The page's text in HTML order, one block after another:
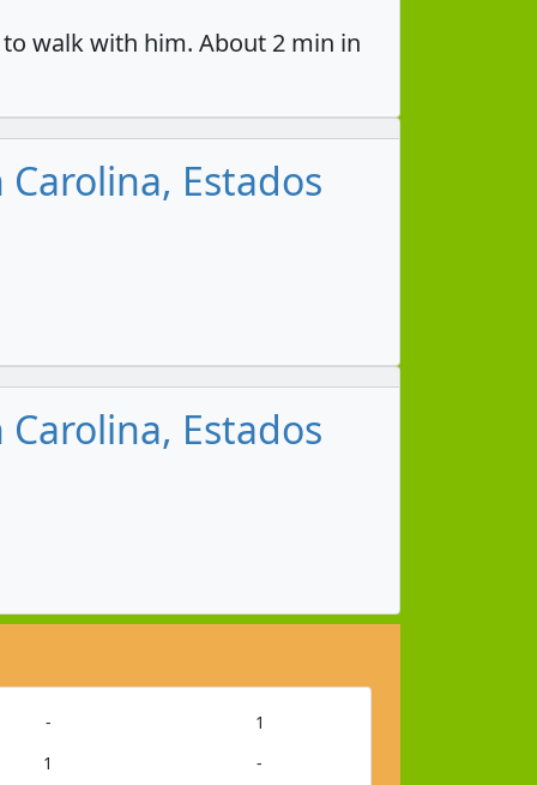
walk with him. About 2 min in
Estados
Estados
- 1
1 -